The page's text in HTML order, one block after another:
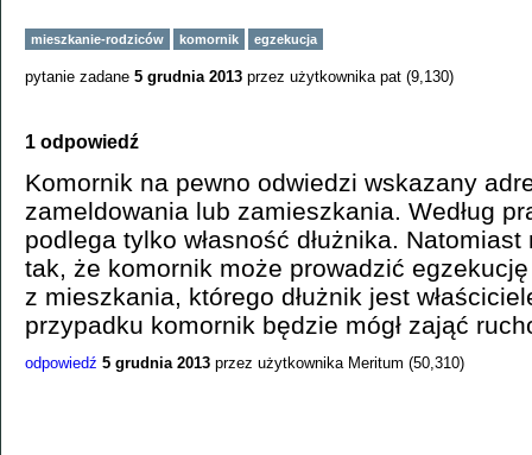
mieszkanie-rodziców komornik egzekucja
pytanie zadane 5 grudnia 2013 przez użytkownika pat (9,130)
1 odpowiedź
Komornik na pewno odwiedzi wskazany
zameldowania lub zamieszkania. Według
podlega tylko własność dłużnika.
tak, że komornik może prowadzić
z mieszkania, którego dłużnik jest
przypadku komornik będzie mógł zająć
odpowiedź 5 grudnia 2013 przez użytkownika Meritum (50,310)